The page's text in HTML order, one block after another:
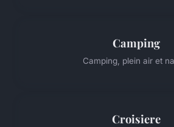
Camping
Camping, plein air et
Croisiere